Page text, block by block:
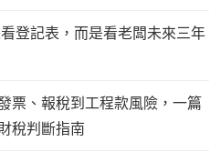
登記表，而是看老闆未來三年
票、報稅到工程款風險，一篇
稅判斷指南